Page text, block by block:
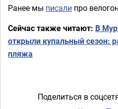
Ранее мы писали про
Сейчас также читают: В
открыли купальный сезон:
пляжа
Поделиться в